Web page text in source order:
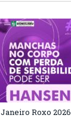
Janeiro Roxo 2026